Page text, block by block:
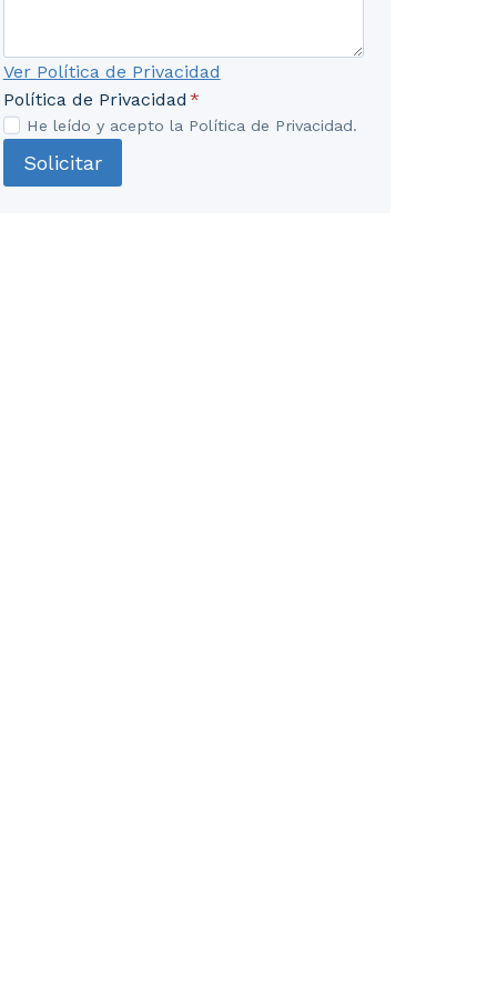
de electrificación en edificios
Ver Política de Privacidad
Política de Privacidad *
He leído y acepto la Política de Privacidad.
Solicitar